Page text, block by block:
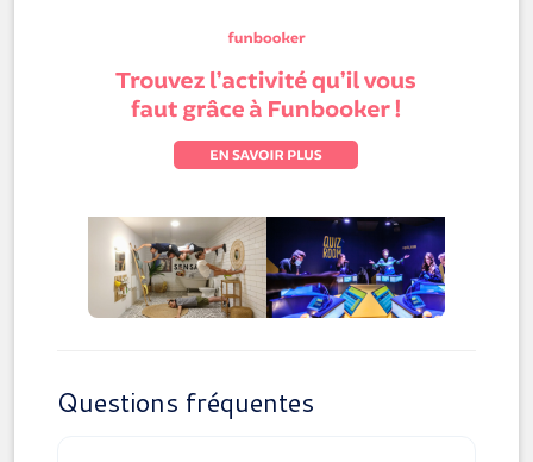
Questions fréquentes